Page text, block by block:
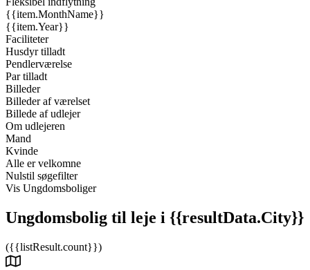
{{item.MonthName}}
{{item.Year}}
Faciliteter
Husdyr tilladt
Pendlerværelse
Par tilladt
Billeder
Billeder af værelset
Billede af udlejer
Om udlejeren
Mand
Kvinde
Alle er velkomne
Nulstil søgefilter
Vis Ungdomsboliger
Ungdomsbolig til leje i {{resultData.City}}
({{listResult.count}})